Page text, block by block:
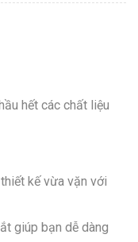
hết các chất liệu
kế vừa vặn với
giúp bạn dễ dàng